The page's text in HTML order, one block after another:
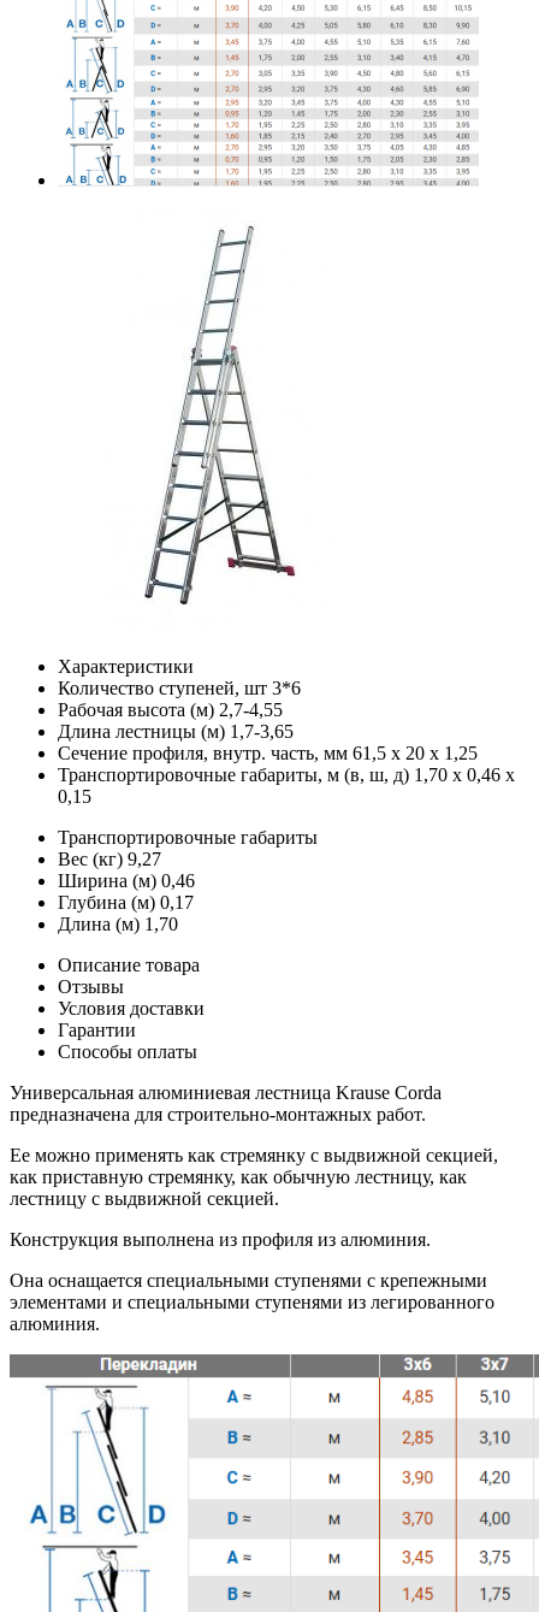
Характеристики
Количество ступеней, шт 3*6
Рабочая высота (м) 2,7-4,55
Длина лестницы (м) 1,7-3,65
Сечение профиля, внутр. часть, мм 61,5 x 20 x 1,25
Транспортировочные габариты, м (в, ш, д) 1,70 х 0,46 х
0,15
Транспортировочные габариты
Вес (кг) 9,27
Ширина (м) 0,46
Глубина (м) 0,17
Длина (м) 1,70
Описание товара
Отзывы
Условия доставки
Гарантии
Способы оплаты
Универсальная алюминиевая лестница Krause Corda
предназначена для строительно-монтажных работ.
Ее можно применять как стремянку с выдвижной секцией,
как приставную стремянку, как обычную лестницу, как
лестницу с выдвижной секцией.
Конструкция выполнена из профиля из алюминия.
Она оснащается специальными ступенями с крепежными
элементами и специальными ступенями из легированного
алюминия.